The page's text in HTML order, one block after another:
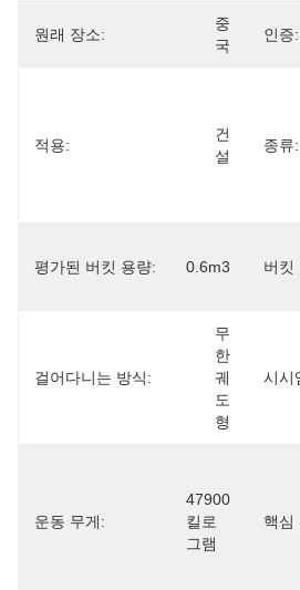
원래 장소:
중
국
인증:
적용:
건
설
종류:
평가된 버킷 용량: 0.6m3 버킷
걸어다니는 방식:
무
한
궤
도
형
시시
운동 무게:
47900
킬로
그램
핵심